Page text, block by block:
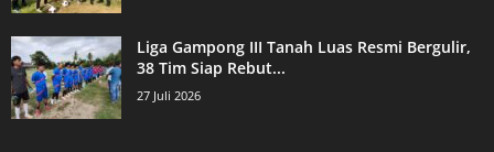
Liga Gampong III Tanah Luas Resmi Bergulir,
38 Tim Siap Rebut...
27 Juli 2026